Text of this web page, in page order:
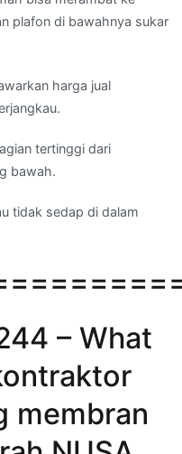
plafon di bawahnya sukar
harga jual
tertinggi dari
bawah.
tidak sedap di dalam
– What
membran